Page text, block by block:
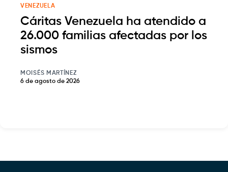
VENEZUELA
Cáritas Venezuela ha atendido a
26.000 familias afectadas por los
sismos
MOISÉS MARTÍNEZ
6 de agosto de 2026